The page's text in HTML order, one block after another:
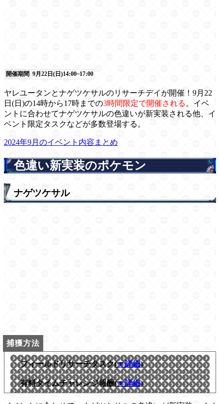
開催期間 9月22日(日)14:00~17:00
ヤレユータンとナゲツケサルのリサーチデイが開催！9月22
日(日)の14時から17時までの3時間限定で開催される 。イベ
ントに合わせてナゲツケサルの色違いが新実装される他、イ
ベント限定タスクなどが多数登場する。
2024年9月のイベント内容まとめ
色違い新実装のポケモン
ナゲツケサル
フィールドリサーチタスク(▼詳細)
有料タイムチャレンジ報酬(▼詳細)